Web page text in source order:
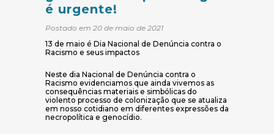
é urgente!
Postado em 20 de maio de 2021
13 de maio é Dia Nacional de Denúncia contra o
Racismo e seus impactos
Neste dia Nacional de Denúncia contra o
Racismo evidenciamos que ainda vivemos as
consequências materiais e simbólicas do
violento processo de colonização que se atualiza
em nosso cotidiano em diferentes expressões da
necropolítica e genocídio.